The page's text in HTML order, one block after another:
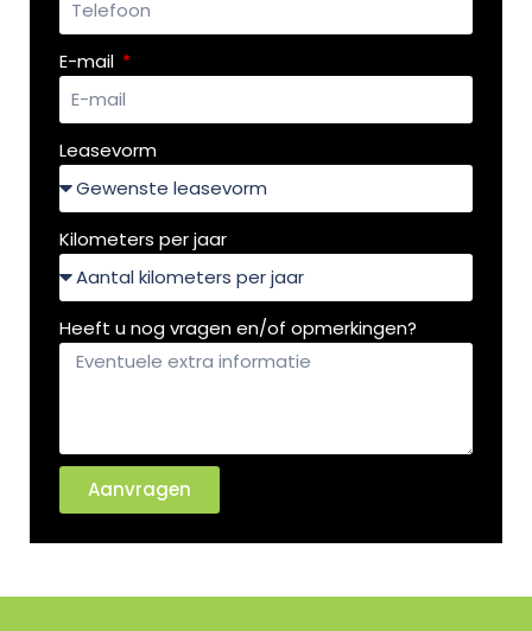
E-mail
Leasevorm
Kilometers per jaar
Heeft u nog vragen en/of opmerkingen?
Aanvragen